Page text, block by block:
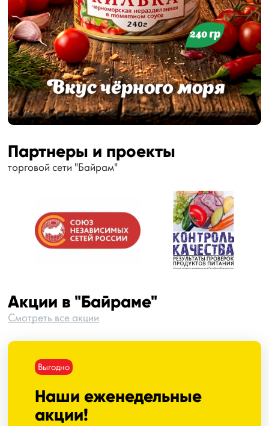
Партнеры и проекты
торговой сети "Байрам"
Акции в "Байраме"
Смотреть все акции
Выгодно
Наши еженедельные
акции!